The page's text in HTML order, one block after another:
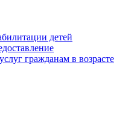
детей
гражданам в возрасте